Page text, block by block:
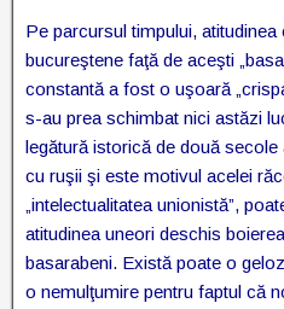
Pe parcursul timpului,
bucureştene faţă de aceşti
constantă a fost o uşoară
s-au prea schimbat nici astăzi
legătură istorică de două secole
cu ruşii şi este motivul acelei
„intelectualitatea unionistă”,
atitudinea uneori deschis
basarabeni. Există poate o
o nemulţumire pentru faptul că